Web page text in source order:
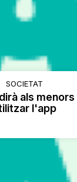
SOCIETAT
als menors
l'app